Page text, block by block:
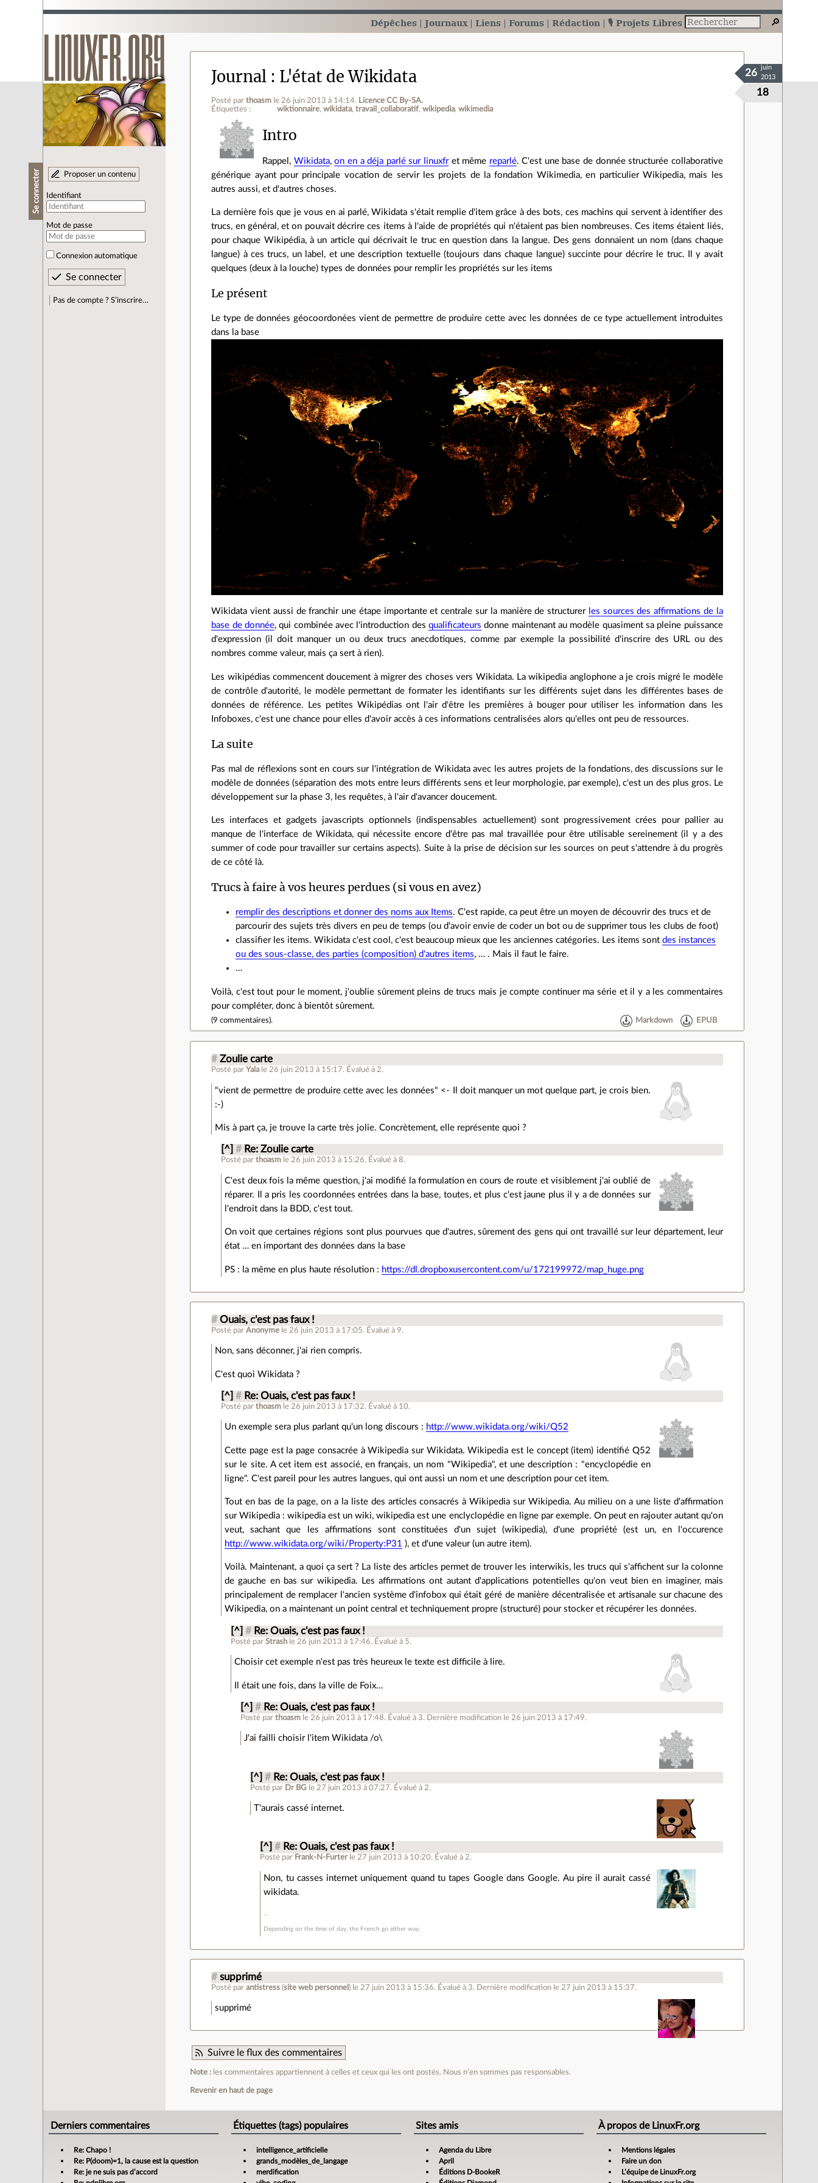
Dépêches Journaux Liens Forums Rédaction 🎙️ Projets Libres
Se connecter Proposer un contenu
Identifiant
Mot de passe
Connexion automatique
Pas de compte ? S’inscrire…
Journal L'état de Wikidata
Posté parthoasm le 26 juin 2013 à 14:14. Licence CC By‑SA.
Étiquettes :
wiktionnaire wikidata travail_collaboratif wikipedia wikimedia
18
26
juin
2013
Intro
Rappel, Wikidata,on en a déja parlé sur linuxfret même reparlé. C'est une base de donnée structurée collaborative
générique ayant pour principale vocation de servir les projets de la fondation Wikimedia, en particulier Wikipedia, mais les
autres aussi, et d'autres choses.
La dernière fois que je vous en ai parlé, Wikidata s'était remplie d'item grâce à des bots, ces machins qui servent à identifier des
trucs, en général, et on pouvait décrire ces items à l'aide de propriétés qui n'étaient pas bien nombreuses. Ces items étaient liés,
pour chaque Wikipédia, à un article qui décrivait le truc en question dans la langue. Des gens donnaient un nom (dans chaque
langue) à ces trucs, un label, et une description textuelle (toujours dans chaque langue) succinte pour décrire le truc. Il y avait
quelques (deux à la louche) types de données pour remplir les propriétés sur les items
Le présent
Le type de données géocoordonées vient de permettre de produire cette avec les données de ce type actuellement introduites
dans la base
Wikidata vient aussi de franchir une étape importante et centrale sur la manière de structurer les sources des affirmations de la
base de donnée, qui combinée avec l'introduction desqualificateurs donne maintenant au modèle quasiment sa pleine puissance
d'expression (il doit manquer un ou deux trucs anecdotiques, comme par exemple la possibilité d'inscrire des URL ou des
nombres comme valeur, mais ça sert à rien).
Les wikipédias commencent doucement à migrer des choses vers Wikidata. La wikipedia anglophone a je crois migré le modèle
de contrôle d'autorité, le modèle permettant de formater les identifiants sur les différents sujet dans les différentes bases de
données de référence. Les petites Wikipédias ont l'air d'être les premières à bouger pour utiliser les information dans les
Infoboxes, c'est une chance pour elles d'avoir accès à ces informations centralisées alors qu'elles ont peu de ressources.
La suite
Pas mal de réflexions sont en cours sur l'intégration de Wikidata avec les autres projets de la fondations, des discussions sur le
modèle de données (séparation des mots entre leurs différents sens et leur morphologie, par exemple), c'est un des plus gros. Le
développement sur la phase 3, les requêtes, à l'air d'avancer doucement.
Les interfaces et gadgets javascripts optionnels (indispensables actuellement) sont progressivement crées pour pallier au
manque de l'interface de Wikidata, qui nécessite encore d'être pas mal travaillée pour être utilisable sereinement (il y a des
summer of code pour travailler sur certains aspects). Suite à la prise de décision sur les sources on peut s'attendre à du progrès
de ce côté là.
Trucs à faire à vos heures perdues (si vous en avez)
remplir des descriptions et donner des noms aux Items. C'est rapide, ca peut être un moyen de découvrir des trucs et de
parcourir des sujets très divers en peu de temps (ou d'avoir envie de coder un bot ou de supprimer tous les clubs de foot)
classifier les items. Wikidata c'est cool, c'est beaucoup mieux que les anciennes catégories. Les items sontdes instances
ou des sous-classe, des parties (composition) d'autres items, … . Mais il faut le faire.
…
Voilà, c'est tout pour le moment, j'oublie sûrement pleins de trucs mais je compte continuer ma série et il y a les commentaires
pour compléter, donc à bientôt sûrement.
(9 commentaires). Markdown EPUB
# Zoulie carte
Posté par Yala le 26 juin 2013 à 15:17. Évalué à2.
"vient de permettre de produire cette avec les données" <- Il doit manquer un mot quelque part, je crois bien.
:-)
Mis à part ça, je trouve la carte très jolie. Concrètement, elle représente quoi ?
[^] # Re: Zoulie carte
Posté parthoasm le 26 juin 2013 à 15:26. Évalué à8.
C'est deux fois la même question, j'ai modifié la formulation en cours de route et visiblement j'ai oublié de
réparer. Il a pris les coordonnées entrées dans la base, toutes, et plus c'est jaune plus il y a de données sur
l'endroit dans la BDD, c'est tout.
On voit que certaines régions sont plus pourvues que d'autres, sûrement des gens qui ont travaillé sur leur département, leur
état … en important des données dans la base
PS : la même en plus haute résolution : https://dl.dropboxusercontent.com/u/172199972/map_huge.png
# Ouais, c'est pas faux !
Posté parAnonyme le 26 juin 2013 à 17:05. Évalué à9.
Non, sans déconner, j'ai rien compris.
C'est quoi Wikidata ?
[^] # Re: Ouais, c'est pas faux !
Posté parthoasm le 26 juin 2013 à 17:32. Évalué à 10.
Un exemple sera plus parlant qu'un long discours : http://www.wikidata.org/wiki/Q52
Cette page est la page consacrée à Wikipedia sur Wikidata. Wikipedia est le concept (item) identifié Q52
sur le site. A cet item est associé, en français, un nom "Wikipedia", et une description : "encyclopédie en
ligne". C'est pareil pour les autres langues, qui ont aussi un nom et une description pour cet item.
Tout en bas de la page, on a la liste des articles consacrés à Wikipedia sur Wikipedia. Au milieu on a une liste d'affirmation
sur Wikipedia : wikipedia est un wiki, wikipedia est une enclyclopédie en ligne par exemple. On peut en rajouter autant qu'on
veut, sachant que les affirmations sont constituées d'un sujet (wikipedia), d'une propriété (est un, en l'occurence
http://www.wikidata.org/wiki/Property:P31 ), et d'une valeur (un autre item).
Voilà. Maintenant, a quoi ça sert ? La liste des articles permet de trouver les interwikis, les trucs qui s'affichent sur la colonne
de gauche en bas sur wikipedia. Les affirmations ont autant d'applications potentielles qu'on veut bien en imaginer, mais
principalement de remplacer l'ancien système d'infobox qui était géré de manière décentralisée et artisanale sur chacune des
Wikipedia, on a maintenant un point central et techniquement propre (structuré) pour stocker et récupérer les données.
[^] # Re: Ouais, c'est pas faux !
Posté parStrash le 26 juin 2013 à 17:46. Évalué à 5.
Choisir cet exemple n'est pas très heureux le texte est difficile à lire.
Il était une fois, dans la ville de Foix…
[^] # Re: Ouais, c'est pas faux !
Posté parthoasm le 26 juin 2013 à 17:48. Évalué à 3. Dernière modification le 26 juin 2013 à 17:49.
J'ai failli choisir l'item Wikidata /o\
[^] # Re: Ouais, c'est pas faux !
Posté par Dr BG le 27 juin 2013 à 07:27. Évalué à 2.
T'aurais cassé internet.
[^] # Re: Ouais, c'est pas faux !
Posté par Frank-N-Furter le 27 juin 2013 à 10:20. Évalué à2.
Non, tu casses internet uniquement quand tu tapes Google dans Google. Au pire il aurait cassé
wikidata.
Depending on the time of day, the French go either way.
# supprimé
Posté parantistress (site web personnel ) le 27 juin 2013 à 15:36. Évalué à 3. Dernière modification le 27 juin 2013 à 15:37.
supprimé
Suivre le flux des commentaires
Note : les commentaires appartiennent à celles et ceux qui les ont postés. Nous n’en sommes pas responsables.
Revenir en haut de page
Derniers commentaires
Re: Chapo !
Re: P(doom)=1, la cause est la question
Re: je ne suis pas d’accord
Étiquettes (tags) populaires
intelligence_artificielle
grands_modèles_de_langage
merdification
Sites amis
Agenda du Libre
April
Éditions D-BookeR
À propos de LinuxFr.org
Mentions légales
Faire un don
L’équipe de LinuxFr.org